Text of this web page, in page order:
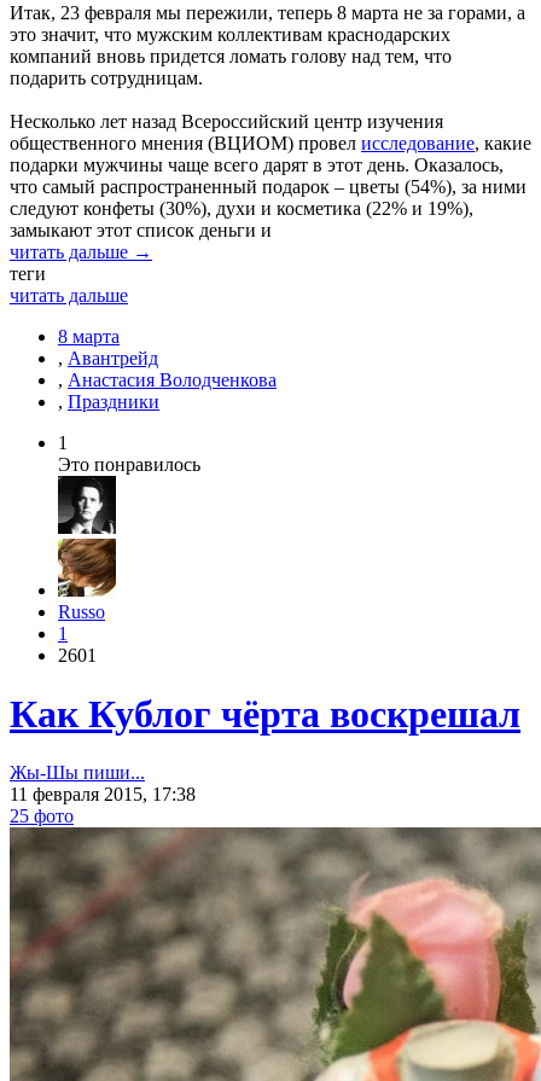
Итак, 23 февраля мы пережили, теперь 8 марта не за горами, а
это значит, что мужским коллективам краснодарских
компаний вновь придется ломать голову над тем, что
подарить сотрудницам.
Несколько лет назад Всероссийский центр изучения
общественного мнения (ВЦИОМ) провел исследование, какие
подарки мужчины чаще всего дарят в этот день. Оказалось,
что самый распространенный подарок – цветы (54%), за ними
следуют конфеты (30%), духи и косметика (22% и 19%),
замыкают этот список деньги и
читать дальше →
теги
читать дальше
8 марта
, Авантрейд
, Анастасия Володченкова
, Праздники
1
Это понравилось
Russo
1
2601
Как Кублог чёрта воскрешал
Жы-Шы пиши...
11 февраля 2015, 17:38
25 фото